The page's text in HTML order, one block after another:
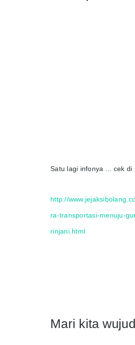
Satu lagi infonya ... cek di
http://
ra-transportasi-menuju-
rinjani.html
Mari kita